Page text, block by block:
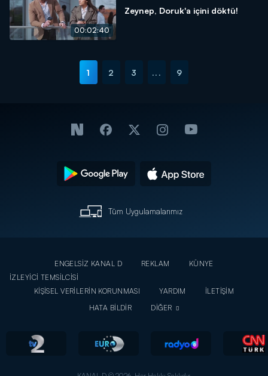
00:02:40
Zeynep, Doruk'a içini döktü!
1 2 3 ... 9
Tüm Uygulamalarımız
ENGELSİZ KANAL D REKLAM
KÜNYE
İZLEYİCİ TEMSİLCİSİ
KİŞİSEL VERİLERİN KORUNMASI
YARDIM
İLETİŞİM
HATA BİLDİR
DİĞER